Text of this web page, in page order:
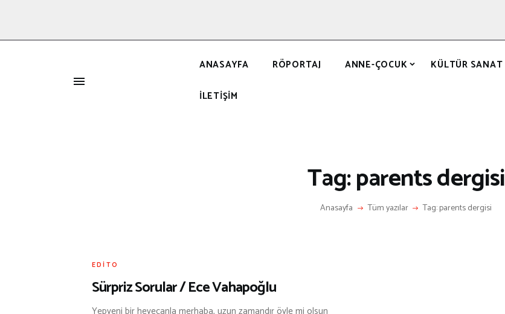
ANASAYFA RÖPORTAJ ANNE-ÇOCUK KÜLTÜR SANAT
İLETIŞIM
Tag: parents dergisi
Anasayfa Tüm yazılar Tag: parents dergisi
RÖPORTAJ
ANNE-ÇOCUK
EDITO
Sürpriz Sorular / Ece Vahapoğlu